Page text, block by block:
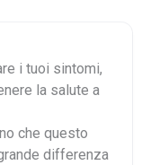
i tuoi sintomi,
la salute a
che questo
differenza